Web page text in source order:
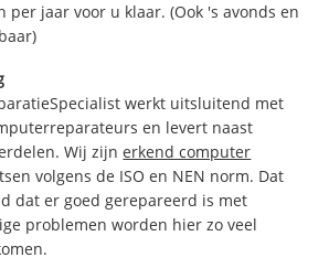
per jaar voor u klaar. (Ook 's avonds en
werkt uitsluitend met
en levert naast
Wij zijnerkend computer
volgens de ISO en NEN norm. Dat
dat er goed gerepareerd is met
problemen worden hier zo veel